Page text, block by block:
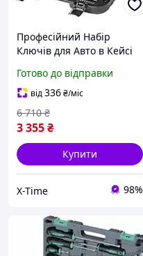
Професійний Набір
Ключів для Авто в Кейсі
Готово до відправки
від336₴/міс
3 355₴
6 710 ₴
Купити
X-Time 98%